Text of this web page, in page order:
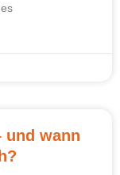
und wann